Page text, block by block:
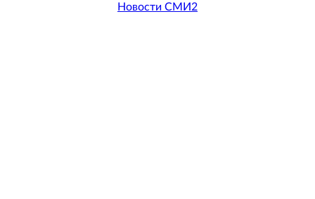
Новости СМИ2